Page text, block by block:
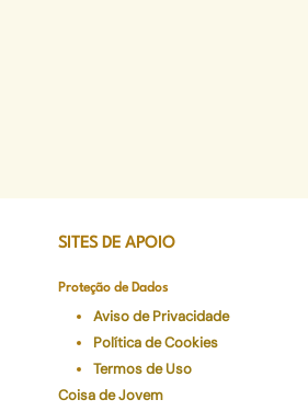
SITES DE APOIO
Proteção de Dados
Aviso de Privacidade
Política de Cookies
Termos de Uso
Coisa de Jovem